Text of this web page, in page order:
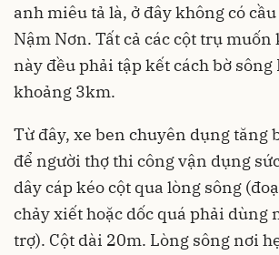
anh miêu tả là, ở đây không có
Nậm Nơn. Tất cả các cột trụ muốn
này đều phải tập kết cách bờ sông
khoảng 3km.
Từ đây, xe ben chuyên dụng tăng
để người thợ thi công vận dụng
dây cáp kéo cột qua lòng sông
chảy xiết hoặc dốc quá phải dùng
trợ). Cột dài 20m. Lòng sông nơi